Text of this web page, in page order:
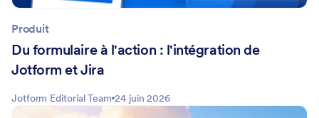
Produit
Du formulaire à l'action : l'intégration de
Jotform et Jira
Jotform Editorial Team 24 juin 2026